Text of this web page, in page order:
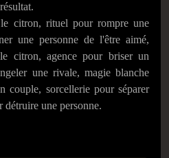
citron, rituel pour rompre une
une personne de l'être aimé,
citron, agence pour briser un
une rivale, magie blanche
couple, sorcellerie pour séparer
une personne.